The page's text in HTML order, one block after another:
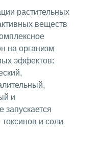
растительных
веществ
на организм
эффектов:
и
запускается
и соли